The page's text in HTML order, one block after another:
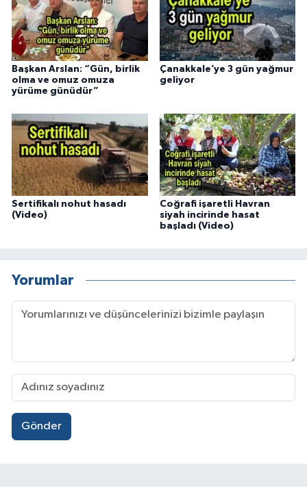
Başkan Arslan: “Gün, birlik
olma ve omuz omuza
yürüme günüdür”
Çanakkale’ye 3 gün yağmur
geliyor
Sertifikalı nohut hasadı
(Video)
Coğrafi işaretli Havran
siyah incirinde hasat
başladı (Video)
Yorumlar
Gönder